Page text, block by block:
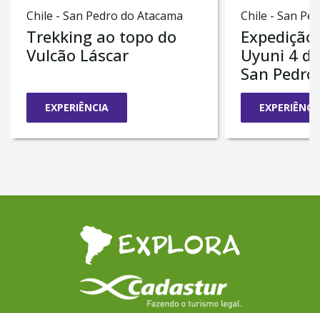
Chile - San Pedro do Atacama
Trekking ao topo do
Vulcão Láscar
EXPERIÊNCIA
Chile - San
Expedição
Uyuni 4
San Pedro